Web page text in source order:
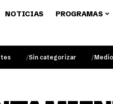
NOTICIAS PROGRAMAS
Sin categorizar